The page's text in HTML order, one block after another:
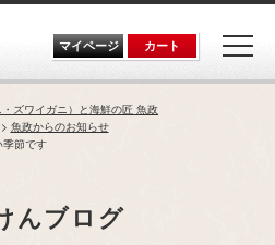
マイページ カート
ズワイガニ）と海鮮の匠 魚政
魚政からのお知らせ
節です
んブログ